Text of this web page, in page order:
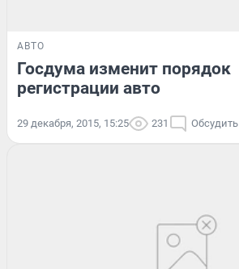
АВТО
Госдума изменит порядок
регистрации авто
29 декабря, 2015, 15:25 231 Обсудить